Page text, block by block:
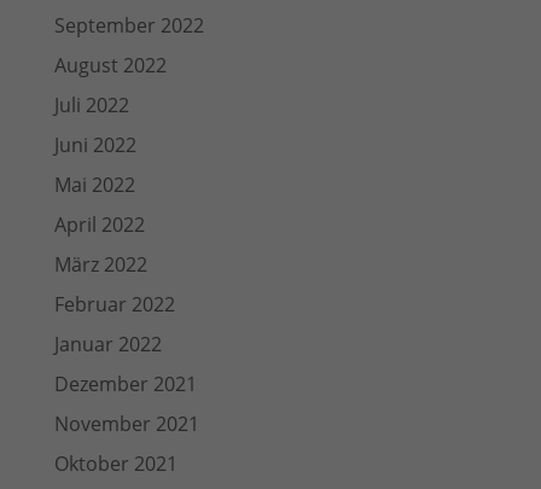
September 2022
August 2022
Juli 2022
Juni 2022
Mai 2022
April 2022
März 2022
Februar 2022
Januar 2022
Dezember 2021
November 2021
Oktober 2021